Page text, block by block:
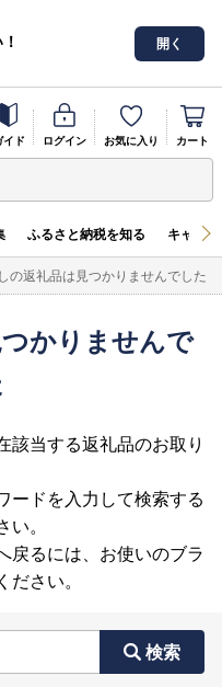
開く
イド ログイン お気に入り カート
ふるさと納税を知る キャン
の返礼品は見つかりませんでした
かりませんで
該当する返礼品のお取り
ードを入力して検索する
。
戻るには、お使いのブラ
さい。
検索